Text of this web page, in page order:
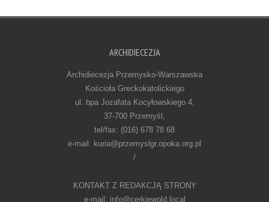
ARCHIDIECEZJA
Archidiecezja Przemysko-Warszawska
Kościoła Greckokatolickiego
ul. bpa Jozafata Kocyłowskiego 4,
37-700 Przemyśl,
tel/fax: (016) 678 78 68
e-mail: kuria@przemyslgr.opoka.org.pl
/
KONTAKT Z REDAKCJĄ STRONY
e-mail: info@cerkiewold.local